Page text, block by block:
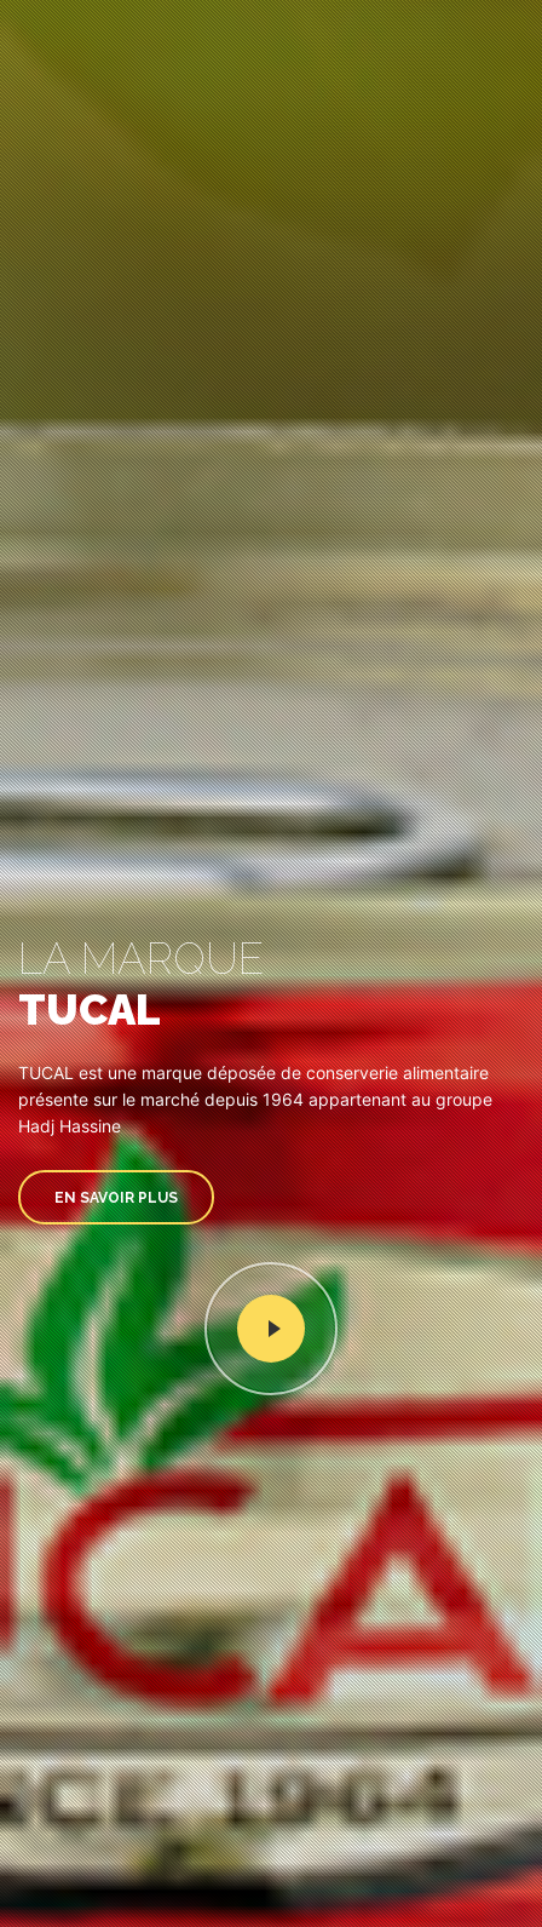
LA MARQUE
TUCAL
TUCAL est une marque déposée de conserverie alimentaire
présente sur le marché depuis 1964 appartenant au groupe
Hadj Hassine
EN SAVOIR PLUS